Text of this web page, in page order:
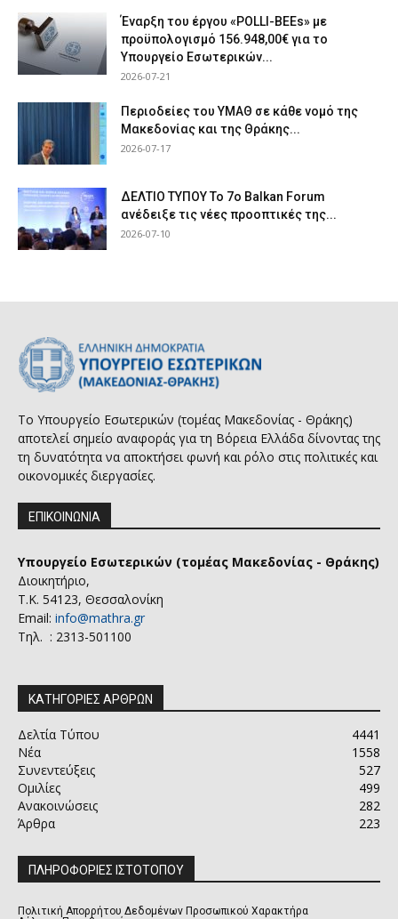
Έναρξη του έργου «POLLI-BEEs» με
προϋπολογισμό 156.948,00€ για το
Υπουργείο Εσωτερικών...
2026-07-21
Περιοδείες του ΥΜΑΘ σε κάθε νομό της
Μακεδονίας και της Θράκης...
2026-07-17
ΔΕΛΤΙΟ ΤΥΠΟΥ Το 7ο Balkan Forum
ανέδειξε τις νέες προοπτικές της...
2026-07-10
Το Υπουργείο Εσωτερικών (τομέας Μακεδονίας - Θράκης)
αποτελεί σημείο αναφοράς για τη Βόρεια Ελλάδα δίνοντας της
τη δυνατότητα να αποκτήσει φωνή και ρόλο στις πολιτικές και
οικονομικές διεργασίες.
ΕΠΙΚΟΙΝΩΝΙΑ
Υπουργείο Εσωτερικών (τομέας Μακεδονίας - Θράκης)
Διοικητήριο,
Τ.Κ. 54123, Θεσσαλονίκη
Email: info@mathra.gr
Τηλ. : 2313-501100
ΚΑΤΗΓΟΡΙΕΣ ΑΡΘΡΩΝ
Δελτία Τύπου
4441
Νέα
1558
Συνεντεύξεις
527
Ομιλίες
499
Ανακοινώσεις
282
Άρθρα
223
ΠΛΗΡΟΦΟΡΙΕΣ ΙΣΤΟΤΟΠΟΥ
Πολιτική Απορρήτου Δεδομένων Προσωπικού Χαρακτήρα